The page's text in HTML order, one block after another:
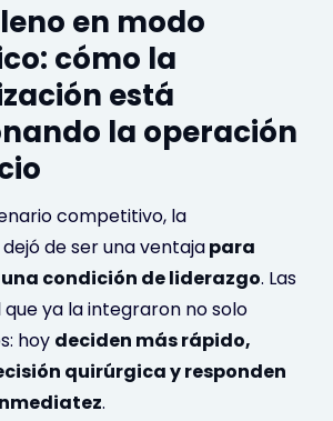
en modo
cómo la
está
la operación
competitivo, la
de ser una ventajapara
condición de liderazgo. Las
ya la integraron no solo
hoy deciden más rápido,
quirúrgica y responden
.